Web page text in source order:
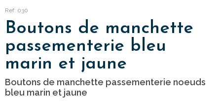
Ref: 030
Boutons de manchette
passementerie bleu
marin et jaune
Boutons de manchette passementerie noeuds
bleu marin et jaune